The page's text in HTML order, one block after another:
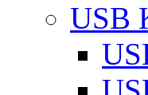
USB